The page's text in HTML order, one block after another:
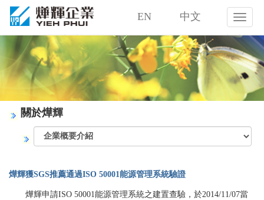
燁
輝
企
業
股
份
有
限
司
EN 中文
關於燁輝
燁輝獲SGS推薦通過ISO 50001能源管理系統驗證
燁輝申請ISO 50001能源管理系統之建置查驗，於2014/11/07當